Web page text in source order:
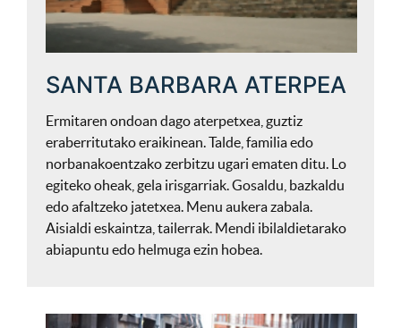
SANTA BARBARA ATERPEA
Ermitaren ondoan dago aterpetxea, guztiz
eraberritutako eraikinean. Talde, familia edo
norbanakoentzako zerbitzu ugari ematen ditu. Lo
egiteko oheak, gela irisgarriak. Gosaldu, bazkaldu
edo afaltzeko jatetxea. Menu aukera zabala.
Aisialdi eskaintza, tailerrak. Mendi ibilaldietarako
abiapuntu edo helmuga ezin hobea.